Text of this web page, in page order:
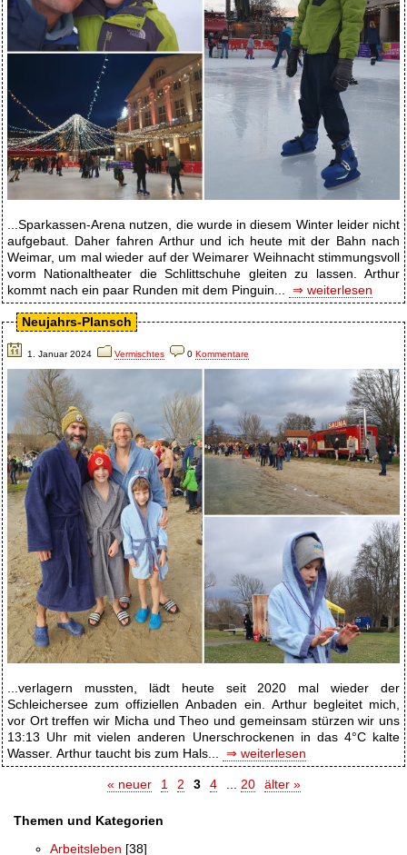
...Sparkassen-Arena nutzen, die wurde in diesem Winter leider nicht
aufgebaut. Daher fahren Arthur und ich heute mit der Bahn nach
Weimar, um mal wieder auf der Weimarer Weihnacht stimmungsvoll
vorm Nationaltheater die Schlittschuhe gleiten zu lassen. Arthur
kommt nach ein paar Runden mit dem Pinguin...
⇒ weiterlesen
Neujahrs-Plansch
1. Januar 2024 Vermischtes 0 Kommentare
...verlagern mussten, lädt heute seit 2020 mal wieder der
Schleichersee zum offiziellen Anbaden ein. Arthur begleitet mich,
vor Ort treffen wir Micha und Theo und gemeinsam stürzen wir uns
13:13 Uhr mit vielen anderen Unerschrockenen in das 4°C kalte
Wasser. Arthur taucht bis zum Hals...
⇒ weiterlesen
« neuer 1 2 3 4 20 älter »
Themen und Kategorien
Arbeitsleben [38]